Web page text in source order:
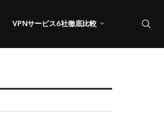
VPNサービス6社徹底比較